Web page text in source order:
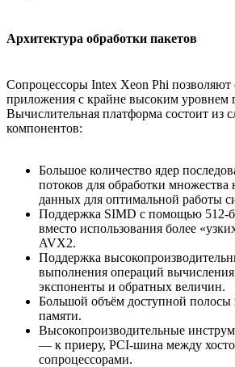
Архитектура обработки пакетов
Сопроцессоры Intex Xeon Phi позволяют
приложения с крайне высоким уровнем
Вычислительная платформа состоит из
компонентов:
Большое количество ядер
потоков для обработки множества
данных для оптимальной работы
Поддержка SIMD с помощью 512-
вместо использования более
AVX2.
Поддержка
выполнения операций вычисления
экспоненты и обратных величин.
Большой объём доступной полосы
памяти.
Высокопроизводительные
— к приеру, PCI-шина между
сопроцессорами.